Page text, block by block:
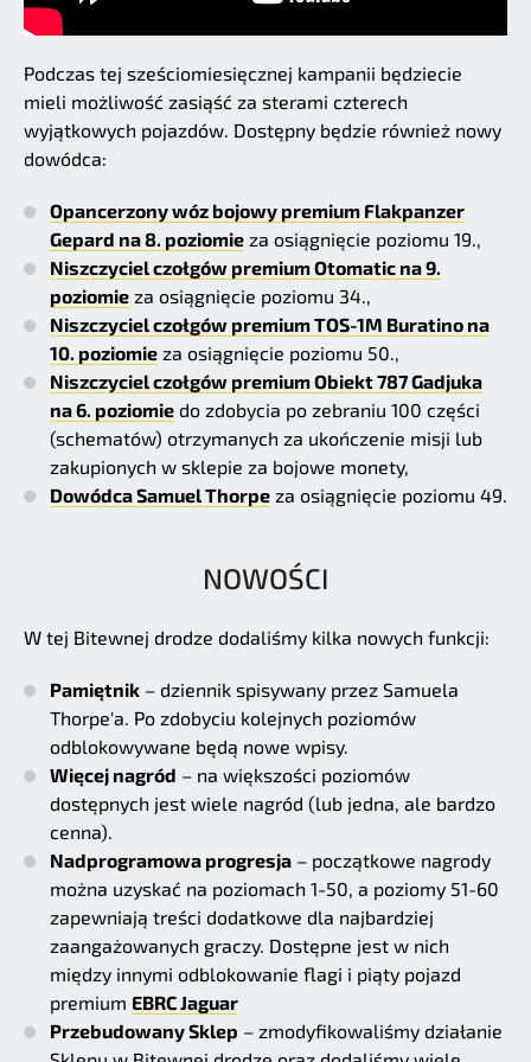
Podczas tej sześciomiesięcznej kampanii będziecie
mieli możliwość zasiąść za sterami czterech
wyjątkowych pojazdów. Dostępny będzie również nowy
dowódca:
Opancerzony wóz bojowy premium Flakpanzer
Gepard na 8. poziomie za osiągnięcie poziomu 19.,
Niszczyciel czołgów premium Otomatic na 9.
poziomie za osiągnięcie poziomu 34.,
Niszczyciel czołgów premium TOS-1M Buratino na
10. poziomie za osiągnięcie poziomu 50.,
Niszczyciel czołgów premium Obiekt 787 Gadjuka
na 6. poziomie do zdobycia po zebraniu 100 części
(schematów) otrzymanych za ukończenie misji lub
zakupionych w sklepie za bojowe monety,
Dowódca Samuel Thorpe za osiągnięcie poziomu 49.
NOWOŚCI
W tej Bitewnej drodze dodaliśmy kilka nowych funkcji:
Pamiętnik – dziennik spisywany przez Samuela
Thorpe'a. Po zdobyciu kolejnych poziomów
odblokowywane będą nowe wpisy.
Więcej nagród – na większości poziomów
dostępnych jest wiele nagród (lub jedna, ale bardzo
cenna).
Nadprogramowa progresja – początkowe nagrody
można uzyskać na poziomach 1-50, a poziomy 51-60
zapewniają treści dodatkowe dla najbardziej
zaangażowanych graczy. Dostępne jest w nich
między innymi odblokowanie flagi i piąty pojazd
premium EBRC Jaguar
Przebudowany Sklep – zmodyfikowaliśmy działanie